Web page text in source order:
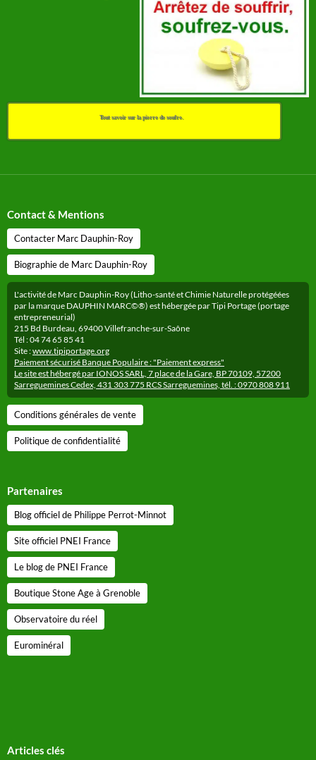
Tout savoir sur la pierre de soufre.
Contact & Mentions
Contacter Marc Dauphin-Roy
Biographie de Marc Dauphin-Roy
L'activité de Marc Dauphin-Roy (Litho-santé et Chimie Naturelle protégéées
par la marque DAUPHIN MARC©®) est hébergée par Tipi Portage (portage
entrepreneurial)
215 Bd Burdeau, 69400 Villefranche-sur-Saône
Tél : 04 74 65 85 41
Site :www.tipiportage.org
Paiement sécurisé Banque Populaire : "Paiement express"
Le site est hébergé par IONOS SARL, 7 place de la Gare, BP 70109, 57200
Sarreguemines Cedex, 431 303 775 RCS Sarreguemines, tél. : 0970 808 911
Conditions générales de vente
Politique de confidentialité
Partenaires
Blog officiel de Philippe Perrot-Minnot
Site officiel PNEI France
Le blog de PNEI France
Boutique Stone Age à Grenoble
Observatoire du réel
Eurominéral
Articles clés